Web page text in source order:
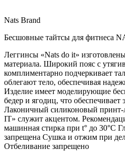
Nats Brand
Бесшовные тайтсы для фитнеса
Леггинсы «Nats do it»
материала. Широкий пояс с
комплиментарно подчеркивает
облегают тело, обеспечивая
Изделие имеет моделирующие
бедер и ягодиц, что
Лаконичный силиконовый принт-
IT» служит акцентом.
машинная стирка при t° до 30°C
запрещена Сушка и отжим при
Отбеливание запрещено